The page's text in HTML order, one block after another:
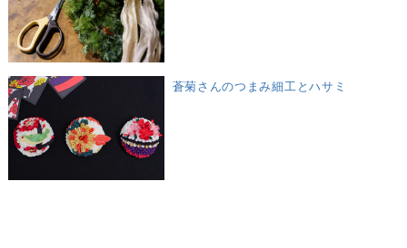
蒼菊さんのつまみ細工とハサミ